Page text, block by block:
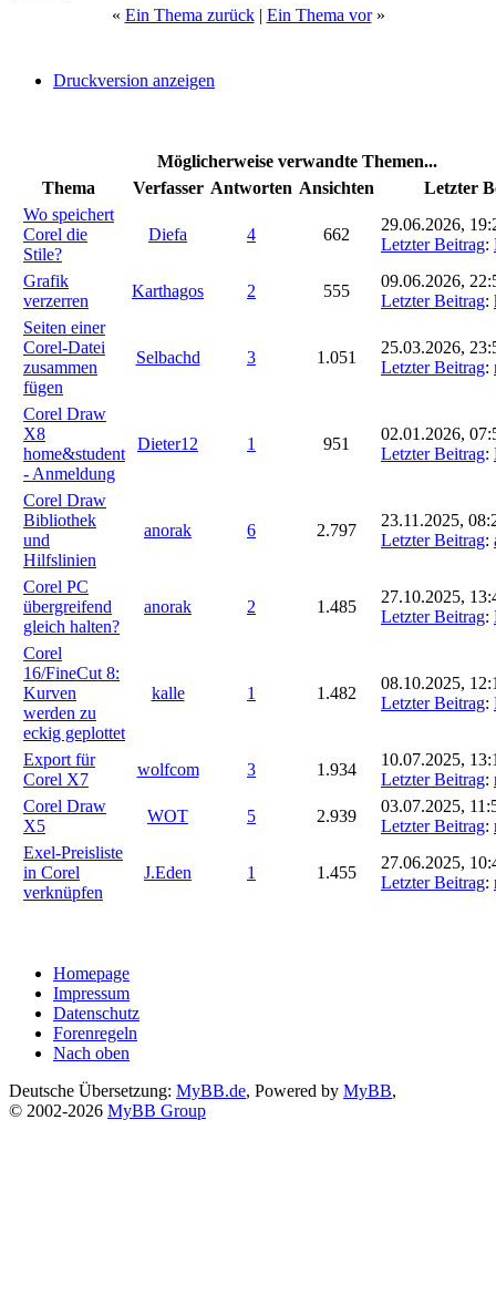
« Ein Thema zurück| Ein Thema vor»
Druckversion anzeigen
Möglicherweise verwandte Themen...
Thema
Verfasser Antworten Ansichten
Letzter
Wo speichert
Corel die
Stile?
Diefa 4 662
29.06.2026,
Letzter Beitrag:
Grafik
verzerren
Karthagos 2 555
09.06.2026,
Letzter Beitrag:
Seiten einer
Corel-Datei
zusammen
fügen
Selbachd 3 1.051
25.03.2026,
Letzter Beitrag:
Corel Draw
X8
home&student
- Anmeldung
Dieter12 1 951
02.01.2026,
Letzter Beitrag:
Corel Draw
Bibliothek
und
Hilfslinien
anorak 6 2.797
23.11.2025,
Letzter Beitrag:
Corel PC
übergreifend
gleich halten?
anorak 2 1.485
27.10.2025,
Letzter Beitrag:
Corel
16/FineCut 8:
Kurven
werden zu
eckig geplottet
kalle 1 1.482
08.10.2025,
Letzter Beitrag:
Export für
Corel X7
wolfcom 3 1.934
10.07.2025,
Letzter Beitrag:
Corel Draw
X5
WOT 5 2.939
03.07.2025,
Letzter Beitrag:
Exel-Preisliste
in Corel
verknüpfen
J.Eden 1 1.455
27.06.2025,
Letzter Beitrag:
Homepage
Impressum
Datenschutz
Forenregeln
Nach oben
Deutsche Übersetzung: MyBB.de, Powered by MyBB,
© 2002-2026 MyBB Group